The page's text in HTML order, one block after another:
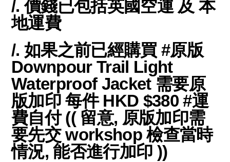
/. 價錢已包括英國空運 及 本
地運費
/. 如果之前已經購買 #原版
Downpour Trail Light
Waterproof Jacket 需要原
版加印 每件 HKD $380 #運
費自付 (( 留意, 原版加印需
要先交 workshop 檢查當時
情況, 能否進行加印 ))